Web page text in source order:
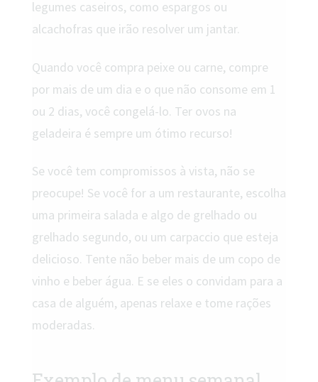
legumes caseiros, como espargos ou
alcachofras que irão resolver um jantar.
Quando você compra peixe ou carne, compre
por mais de um dia e o que não consome em 1
ou 2 dias, você congelá-lo. Ter ovos na
geladeira é sempre um ótimo recurso!
Se você tem compromissos à vista, não se
preocupe! Se você for a um restaurante, escolha
uma primeira salada e algo de grelhado ou
grelhado segundo, ou um carpaccio que esteja
delicioso. Tente não beber mais de um copo de
vinho e beber água. E se eles o convidam para a
casa de alguém, apenas relaxe e tome rações
moderadas.